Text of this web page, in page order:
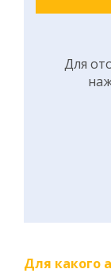
Для
Для какого